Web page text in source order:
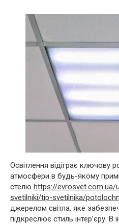
Освітлення відіграє ключову
атмосфери в будь-якому
стелю https://
svetilniki/tip-svetilnika/
джерелом світла, яке
підкреслює стиль інтер’єру. В